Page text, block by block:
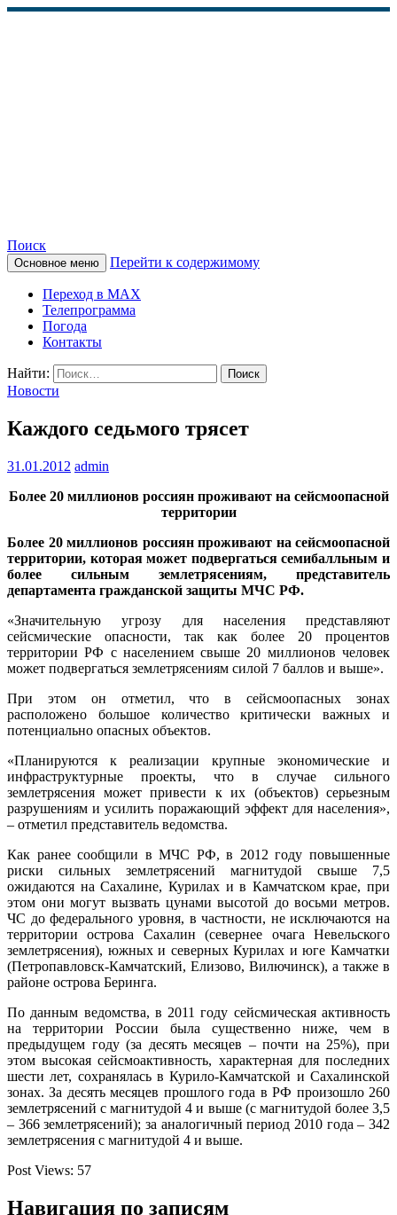
КАМЧАТСКОЕ
ИНФОРМАЦИОННОЕ
АГЕНТСТВО (КИА
«ВЕСТИ»)
Поиск
Основное меню Перейти к содержимому
Переход в MAX
Телепрограмма
Погода
Контакты
Найти:
Новости
Каждого седьмого трясет
31.01.2012 admin
Более 20 миллионов россиян проживают на сейсмоопасной
территории
Более 20 миллионов россиян проживают на сейсмоопасной
территории, которая может подвергаться семибалльным и
более сильным землетрясениям, представитель
департамента гражданской защиты МЧС РФ.
«Значительную угрозу для населения представляют
сейсмические опасности, так как более 20 процентов
территории РФ с населением свыше 20 миллионов человек
может подвергаться землетрясениям силой 7 баллов и выше».
При этом он отметил, что в сейсмоопасных зонах
расположено большое количество критически важных и
потенциально опасных объектов.
«Планируются к реализации крупные экономические и
инфраструктурные проекты, что в случае сильного
землетрясения может привести к их (объектов) серьезным
разрушениям и усилить поражающий эффект для населения»,
– отметил представитель ведомства.
Как ранее сообщили в МЧС РФ, в 2012 году повышенные
риски сильных землетрясений магнитудой свыше 7,5
ожидаются на Сахалине, Курилах и в Камчатском крае, при
этом они могут вызвать цунами высотой до восьми метров.
ЧС до федерального уровня, в частности, не исключаются на
территории острова Сахалин (севернее очага Невельского
землетрясения), южных и северных Курилах и юге Камчатки
(Петропавловск-Камчатский, Елизово, Вилючинск), а также в
районе острова Беринга.
По данным ведомства, в 2011 году сейсмическая активность
на территории России была существенно ниже, чем в
предыдущем году (за десять месяцев – почти на 25%), при
этом высокая сейсмоактивность, характерная для последних
шести лет, сохранялась в Курило-Камчатской и Сахалинской
зонах. За десять месяцев прошлого года в РФ произошло 260
землетрясений с магнитудой 4 и выше (с магнитудой более 3,5
– 366 землетрясений); за аналогичный период 2010 года – 342
землетрясения с магнитудой 4 и выше.
Post Views: 57
Навигация по записям